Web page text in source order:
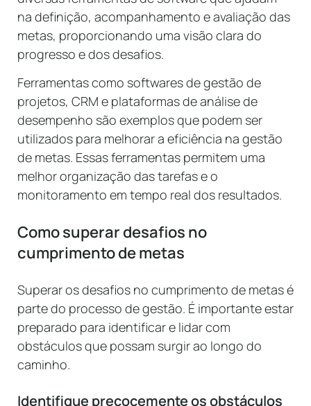
na definição, acompanhamento e avaliação das
metas, proporcionando uma visão clara do
progresso e dos desafios.
Ferramentas como softwares de gestão de
projetos, CRM e plataformas de análise de
desempenho são exemplos que podem ser
utilizados para melhorar a eficiência na gestão
de metas. Essas ferramentas permitem uma
melhor organização das tarefas e o
monitoramento em tempo real dos resultados.
Como superar desafios no
cumprimento de metas
Superar os desafios no cumprimento de metas é
parte do processo de gestão. É importante estar
preparado para identificar e lidar com
obstáculos que possam surgir ao longo do
caminho.
Identifique precocemente os obstáculos